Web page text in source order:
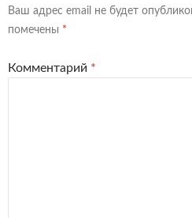
Ваш адрес email не будет
помечены *
Комментарий *